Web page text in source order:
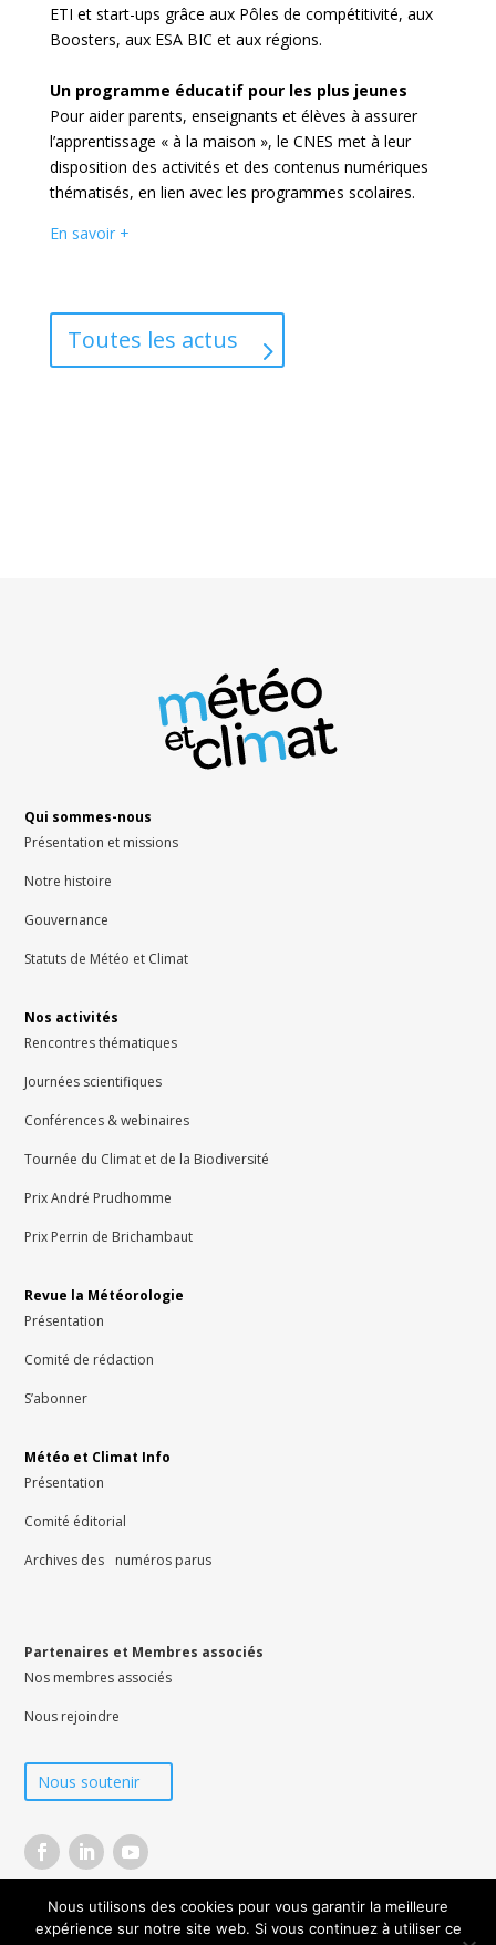
ETI et start-ups grâce aux Pôles de compétitivité, aux
Boosters, aux ESA BIC et aux régions.
Un programme éducatif pour les plus jeunes
Pour aider parents, enseignants et élèves à assurer
l’apprentissage « à la maison », le CNES met à leur
disposition des activités et des contenus numériques
thématisés, en lien avec les programmes scolaires.
En savoir +
Toutes les actus
Qui sommes-nous
Présentation et missions
Notre histoire
Gouvernance
Statuts de Météo et Climat
Nos activités
Rencontres thématiques
Journées scientifiques
Conférences & webinaires
Tournée du Climat et de la Biodiversité
Prix André Prudhomme
Prix Perrin de Brichambaut
Revue la Météorologie
Présentation
Comité de rédaction
S’abonner
Météo et Climat Info
Présentation
Comité éditorial
Archives des numéros parus
Partenaires et Membres associés
Nos membres associés
Nous rejoindre
Nous soutenir
© Météo et Climat 2026 – CGV Mentions légales Données personnelles
Nous utilisons des cookies pour vous garantir la meilleure
expérience sur notre site web. Si vous continuez à utiliser ce